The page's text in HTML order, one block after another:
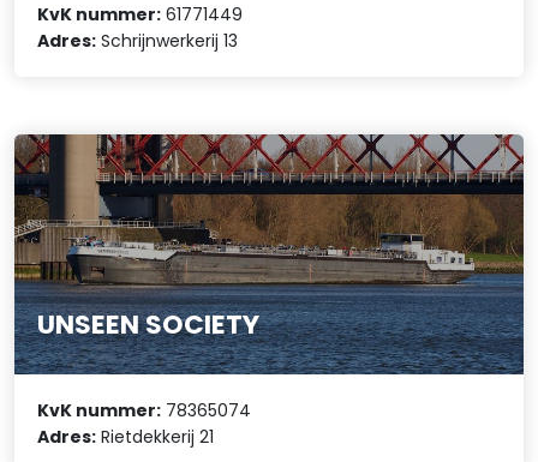
KvK nummer: 61771449
Adres: Schrijnwerkerij 13
UNSEEN SOCIETY
KvK nummer: 78365074
Adres: Rietdekkerij 21